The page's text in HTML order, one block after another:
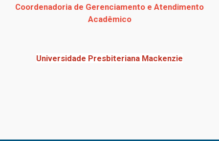
Coordenadoria de Gerenciamento e Atendimento
Acadêmico
Universidade Presbiteriana Mackenzie